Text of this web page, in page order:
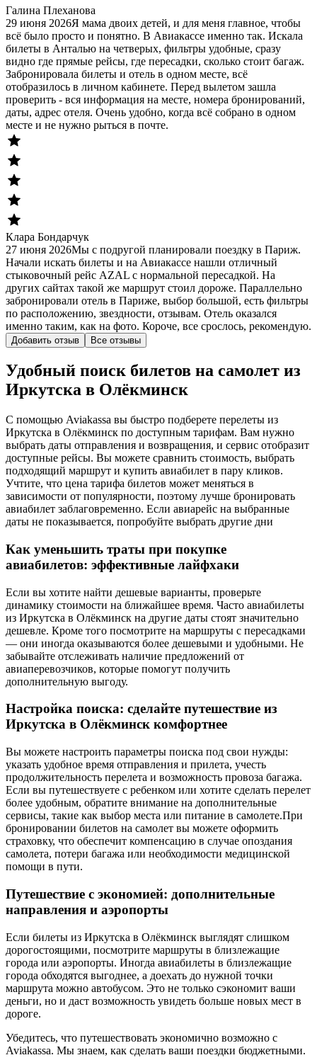
Галина Плеханова
29 июня 2026Я мама двоих детей, и для меня главное, чтобы
всё было просто и понятно. В Авиакассе именно так. Искала
билеты в Анталью на четверых, фильтры удобные, сразу
видно где прямые рейсы, где пересадки, сколько стоит багаж.
Забронировала билеты и отель в одном месте, всё
отобразилось в личном кабинете. Перед вылетом зашла
проверить - вся информация на месте, номера бронирований,
даты, адрес отеля. Очень удобно, когда всё собрано в одном
месте и не нужно рыться в почте.
Клара Бондарчук
27 июня 2026Мы с подругой планировали поездку в Париж.
Начали искать билеты и на Авиакассе нашли отличный
стыковочный рейс AZAL с нормальной пересадкой. На
других сайтах такой же маршрут стоил дороже. Параллельно
забронировали отель в Париже, выбор большой, есть фильтры
по расположению, звездности, отзывам. Отель оказался
именно таким, как на фото. Короче, все срослось, рекомендую.
Добавить отзыв Все отзывы
Удобный поиск билетов на самолет из
Иркутска в Олёкминск
С помощью Aviakassa вы быстро подберете перелеты из
Иркутска в Олёкминск по доступным тарифам. Вам нужно
выбрать даты отправления и возвращения, и сервис отобразит
доступные рейсы. Вы можете сравнить стоимость, выбрать
подходящий маршрут и купить авиабилет в пару кликов.
Учтите, что цена тарифа билетов может меняться в
зависимости от популярности, поэтому лучше бронировать
авиабилет заблаговременно. Если авиарейс на выбранные
даты не показывается, попробуйте выбрать другие дни
Как уменьшить траты при покупке
авиабилетов: эффективные лайфхаки
Если вы хотите найти дешевые варианты, проверьте
динамику стоимости на ближайшее время. Часто авиабилеты
из Иркутска в Олёкминск на другие даты стоят значительно
дешевле. Кроме того посмотрите на маршруты с пересадками
— они иногда оказываются более дешевыми и удобными. Не
забывайте отслеживать наличие предложений от
авиаперевозчиков, которые помогут получить
дополнительную выгоду.
Настройка поиска: сделайте путешествие из
Иркутска в Олёкминск комфортнее
Вы можете настроить параметры поиска под свои нужды:
указать удобное время отправления и прилета, учесть
продолжительность перелета и возможность провоза багажа.
Если вы путешествуете с ребенком или хотите сделать перелет
более удобным, обратите внимание на дополнительные
сервисы, такие как выбор места или питание в самолете.При
бронировании билетов на самолет вы можете оформить
страховку, что обеспечит компенсацию в случае опоздания
самолета, потери багажа или необходимости медицинской
помощи в пути.
Путешествие с экономией: дополнительные
направления и аэропорты
Если билеты из Иркутска в Олёкминск выглядят слишком
дорогостоящими, посмотрите маршруты в близлежащие
города или аэропорты. Иногда авиабилеты в близлежащие
города обходятся выгоднее, а доехать до нужной точки
маршрута можно автобусом. Это не только сэкономит ваши
деньги, но и даст возможность увидеть больше новых мест в
дороге.
Убедитесь, что путешествовать экономично возможно с
Aviakassa. Мы знаем, как сделать ваши поездки бюджетными.